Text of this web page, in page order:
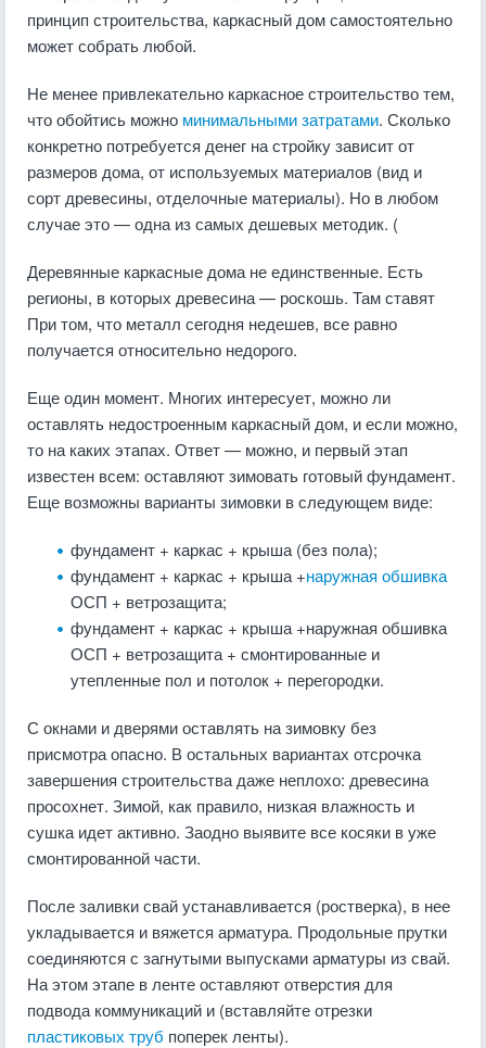
принцип строительства, каркасный дом самостоятельно
может собрать любой.
Не менее привлекательно каркасное строительство тем,
что обойтись можно минимальными затратами. Сколько
конкретно потребуется денег на стройку зависит от
размеров дома, от используемых материалов (вид и
сорт древесины, отделочные материалы). Но в любом
случае это — одна из самых дешевых методик. (
Деревянные каркасные дома не единственные. Есть
регионы, в которых древесина — роскошь. Там ставят
При том, что металл сегодня недешев, все равно
получается относительно недорого.
Еще один момент. Многих интересует, можно ли
оставлять недостроенным каркасный дом, и если можно,
то на каких этапах. Ответ — можно, и первый этап
известен всем: оставляют зимовать готовый фундамент.
Еще возможны варианты зимовки в следующем виде:
фундамент + каркас + крыша (без пола);
фундамент + каркас + крыша +наружная обшивка
ОСП + ветрозащита;
фундамент + каркас + крыша +наружная обшивка
ОСП + ветрозащита + смонтированные и
утепленные пол и потолок + перегородки.
С окнами и дверями оставлять на зимовку без
присмотра опасно. В остальных вариантах отсрочка
завершения строительства даже неплохо: древесина
просохнет. Зимой, как правило, низкая влажность и
сушка идет активно. Заодно выявите все косяки в уже
смонтированной части.
После заливки свай устанавливается (ростверка), в нее
укладывается и вяжется арматура. Продольные прутки
соединяются с загнутыми выпусками арматуры из свай.
На этом этапе в ленте оставляют отверстия для
подвода коммуникаций и (вставляйте отрезки
пластиковых труб поперек ленты).